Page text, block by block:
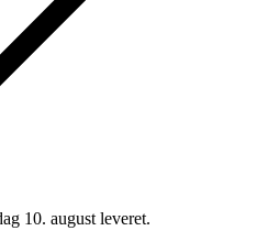
10. august leveret.